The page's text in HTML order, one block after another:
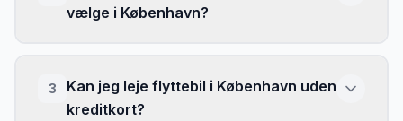
vælge i København?
3
Kan jeg leje flyttebil i København uden
kreditkort?